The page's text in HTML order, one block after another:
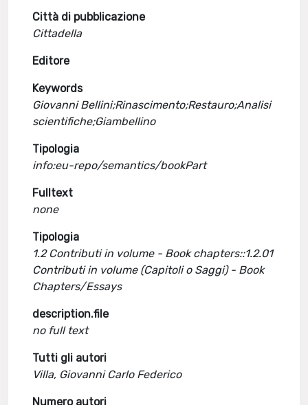
Città di pubblicazione
Cittadella
Editore
Keywords
Giovanni Bellini;Rinascimento;Restauro;Analisi
scientifiche;Giambellino
Tipologia
info:eu-repo/semantics/bookPart
Fulltext
none
Tipologia
1.2 Contributi in volume - Book chapters::1.2.01
Contributi in volume (Capitoli o Saggi) - Book
Chapters/Essays
description.file
no full text
Tutti gli autori
Villa, Giovanni Carlo Federico
Numero autori